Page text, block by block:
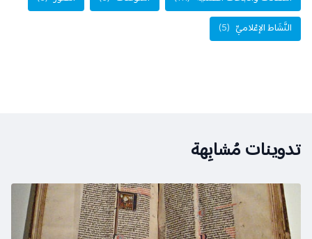
النَّشَاط الإعْلاميِّ (5)
تدوينات مُشابِهة